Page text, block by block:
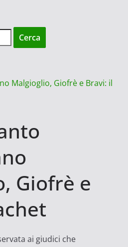
Malgioglio, Giofrè e Bravi: il
Giofrè e
ai giudici che